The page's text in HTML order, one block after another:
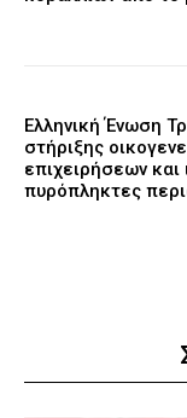
Ελληνική Ένωση
στήριξης
επιχειρήσεων και
πυρόπληκτες